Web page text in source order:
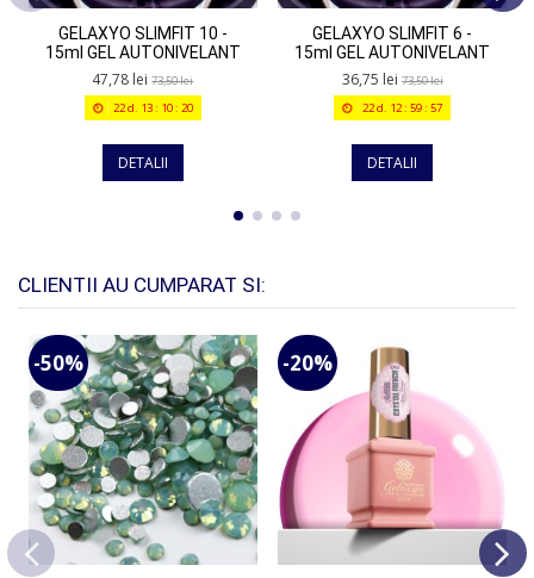
GELAXYO SLIMFIT 10 -
15ml GEL AUTONIVELANT
47,78 lei73,50 lei
22d. 13: 10: 20
DETALII
GELAXYO SLIMFIT 6 -
15ml GEL AUTONIVELANT
36,75 lei 73,50 lei
22d. 12:59:57
DETALII
CLIENTII AU CUMPARAT SI:
-50% -20%